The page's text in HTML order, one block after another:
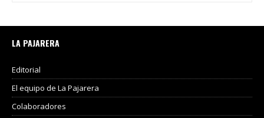
LA PAJARERA
Editorial
El equipo de La Pajarera
Colaboradores